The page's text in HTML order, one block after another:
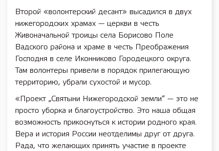
Второй «волонтерский десант» высадился в двух
нижегородских храмах — церкви в честь
Живоначальной троицы села Борисово Поле
Вадского района и храме в честь Преображения
Господня в селе Иконниково Городецкого округа.
Там волонтеры привели в порядок прилегающую
территорию, убрали сухостой и мусор.
«Проект „Святыни Нижегородской земли“ — это не
просто уборка и благоустройство. Это наша общая
возможность прикоснуться к истории родного края.
Вера и история России неотделимы друг от друга.
Рада, что желающих принять участие в проекте